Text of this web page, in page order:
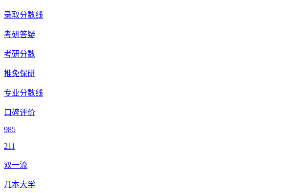
录取分数线
考研答疑
考研分数
推免保研
专业分数线
口碑评价
985
211
双一流
几本大学